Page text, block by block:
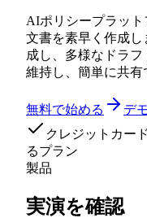
AIポリシープラッ
文書を素早く作成
成し、多様なドラ
維持し、簡単に共有
無料で始める
デ
クレジットカー
るプラン
製品
実演を確認